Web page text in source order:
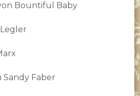
Bountiful Baby
Sandy Faber